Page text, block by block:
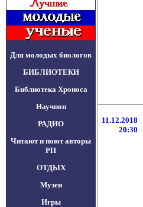
Для молодых биологов
БИБЛИОТЕКИ
Библиотека Хроноса
Научпоп
РАДИО
Читают и поют авторы
РП
ОТДЫХ
Музеи
Игры
11.12.2018
20:30